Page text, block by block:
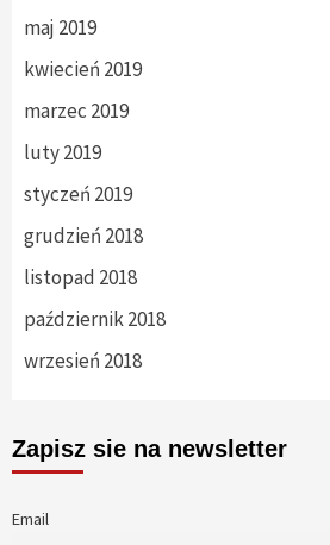
maj 2019
kwiecień 2019
marzec 2019
luty 2019
styczeń 2019
grudzień 2018
listopad 2018
październik 2018
wrzesień 2018
Zapisz sie na newsletter
Email